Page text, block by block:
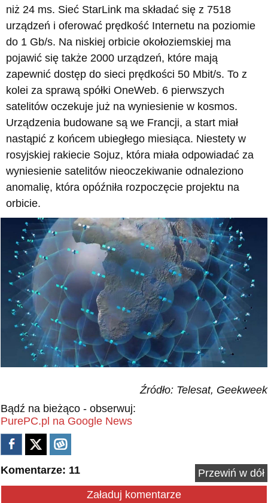
niż 24 ms. Sieć StarLink ma składać się z 7518
urządzeń i oferować prędkość Internetu na poziomie
do 1 Gb/s. Na niskiej orbicie okołoziemskiej ma
pojawić się także 2000 urządzeń, które mają
zapewnić dostęp do sieci prędkości 50 Mbit/s. To z
kolei za sprawą spółki OneWeb. 6 pierwszych
satelitów oczekuje już na wyniesienie w kosmos.
Urządzenia budowane są we Francji, a start miał
nastąpić z końcem ubiegłego miesiąca. Niestety w
rosyjskiej rakiecie Sojuz, która miała odpowiadać za
wyniesienie satelitów nieoczekiwanie odnaleziono
anomalię, która opóźniła rozpoczęcie projektu na
orbicie.
Źródło: Telesat, Geekweek
Bądź na bieżąco - obserwuj:
PurePC.pl na Google News
Komentarze: 11
Przewiń w dół
Załaduj komentarze